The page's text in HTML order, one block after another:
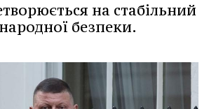
на стабільний
безпеки.